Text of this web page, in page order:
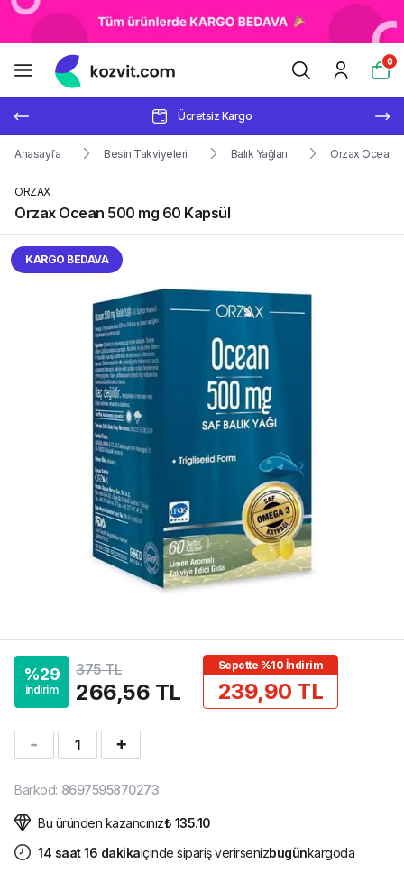
0
Ücretsiz Kargo
Anasayfa Besin Takviyeleri Balık Yağları Orzax Ocean
ORZAX
Orzax Ocean 500 mg 60 Kapsül
KARGO BEDAVA
%29
indirim
375 TL
266,56 TL
Sepette %10 İndirim
239,90 TL
1
Barkod: 8697595870273
Bu üründen kazancınız₺ 135.10
14 saat 16 dakikaiçinde sipariş verirsenizbugünkargoda